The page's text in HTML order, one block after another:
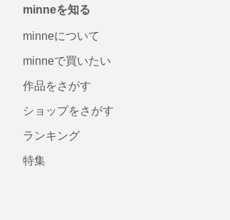
minneを知る
minneについて
minneで買いたい
作品をさがす
ショップをさがす
ランキング
特集